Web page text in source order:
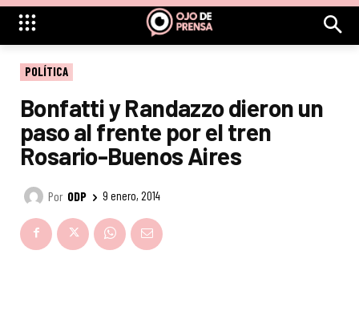
POLÍTICA
Bonfatti y Randazzo dieron un
paso al frente por el tren
Rosario-Buenos Aires
Por ODP 9 enero, 2014